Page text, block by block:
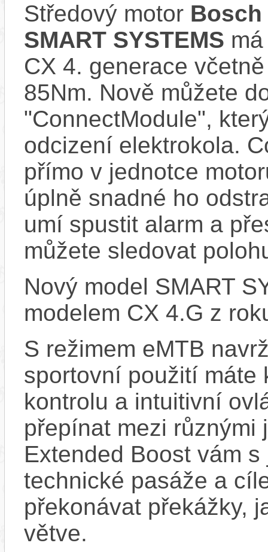
Středový motor Bosch
SMART SYSTEMS
CX 4. generace
85Nm. Nově můžete
"ConnectModule",
odcizení elektrokola.
přímo v jednotce
úplně snadné ho
umí spustit alarm a
můžete sledovat
Nový model SMART
modelem CX 4.G z
S režimem eMTB
sportovní použití máte
kontrolu a intuitivní
přepínat mezi různými
Extended Boost vám
technické pasáže a
překonávat překážky,
větve.